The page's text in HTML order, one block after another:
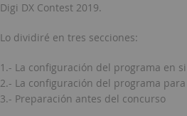
Digi DX Contest 2019.
Lo dividiré en tres secciones:
1.- La configuración del programa en si
2.- La configuración del programa
3.- Preparación antes del concurso